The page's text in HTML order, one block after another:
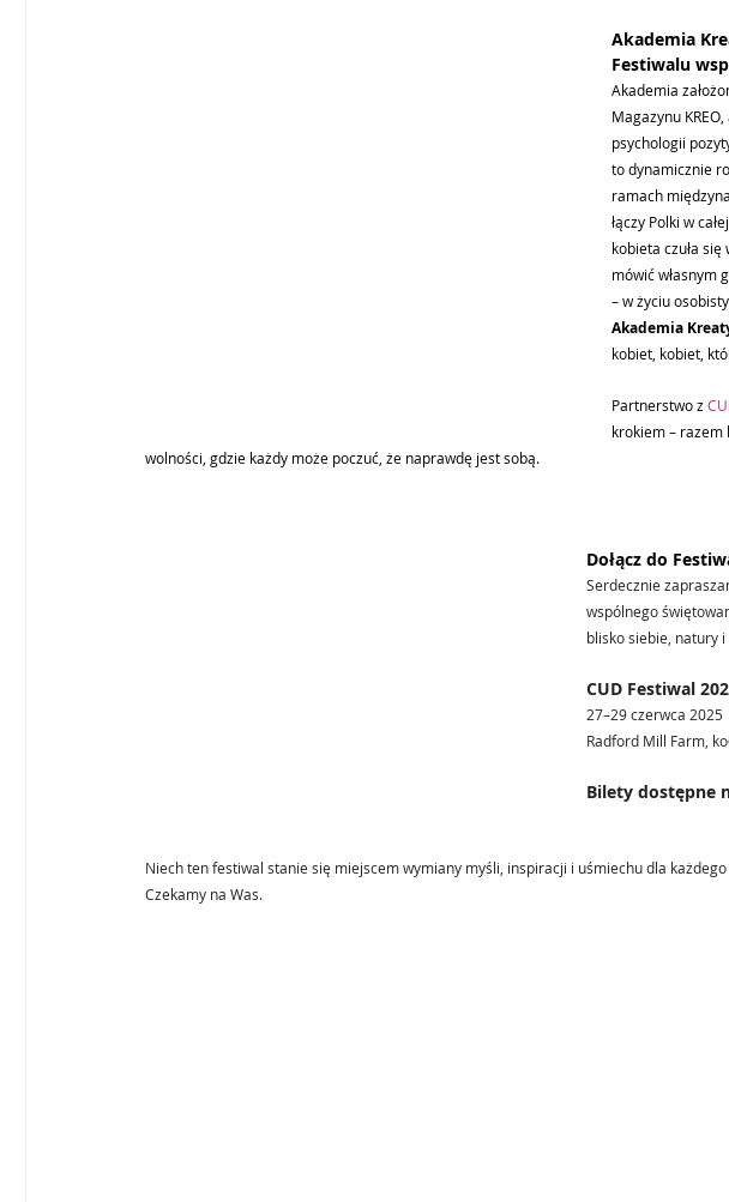
Akademia
Festiwalu
Akademia
Magazynu
psychologii
to dynamicznie
ramach
łączy Polki w
kobieta czuła się
mówić własnym
– w życiu
Akademia
kobiet, kobiet,
Partnerstwo z
krokiem – razem
wolności, gdzie każdy może poczuć, że naprawdę jest sobą.
Dołącz do
Serdecznie
wspólnego
blisko siebie, natury
CUD Festiwal
27–29 czerwca 2025
Radford Mill Farm,
Bilety dostępne
Niech ten festiwal stanie się miejscem wymiany myśli, inspiracji i uśmiechu dla
Czekamy na Was.